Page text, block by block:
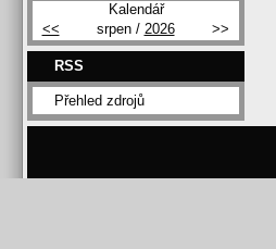
Kalendář
<<
srpen / 2026 >>
RSS
Přehled zdrojů